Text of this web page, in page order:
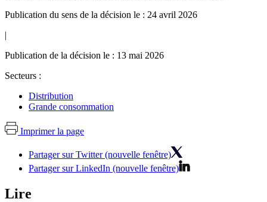
Publication du sens de la décision le : 24 avril 2026
|
Publication de la décision le : 13 mai 2026
Secteurs :
Distribution
Grande consommation
Imprimer la page
Partager sur Twitter (nouvelle fenêtre)
Partager sur LinkedIn (nouvelle fenêtre)
Lire